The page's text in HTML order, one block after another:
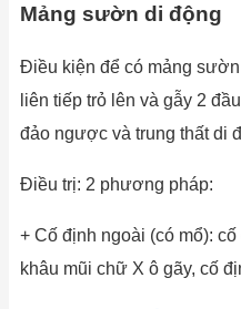
Mảng sườn di động
Điều kiện để có mảng
liên tiếp trỏ lên và gẫy 2
đảo ngược và trung thất di
Điều trị: 2 phương pháp:
+ Cố định ngoài (có mổ):
khâu mũi chữ X ô gãy, cố